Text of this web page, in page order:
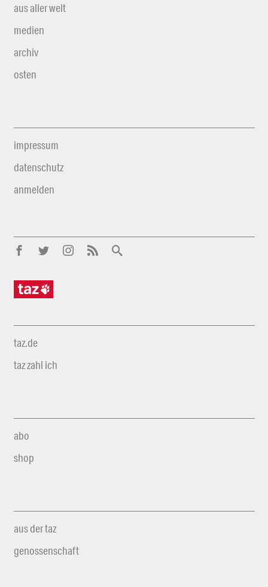
aus aller welt
medien
archiv
osten
impressum
datenschutz
anmelden
taz.de
taz zahl ich
abo
shop
aus der taz
genossenschaft